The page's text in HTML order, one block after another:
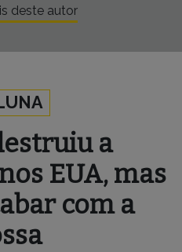
deste autor
a
EUA, mas
com a